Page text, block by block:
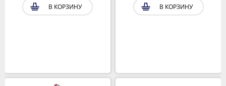
В КОРЗИНУ В КОРЗИНУ